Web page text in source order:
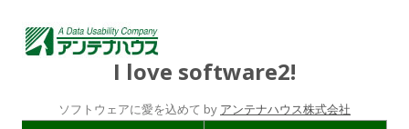
I love software2!
ソフトウェアに愛を込めて by アンテナハウス株式会社